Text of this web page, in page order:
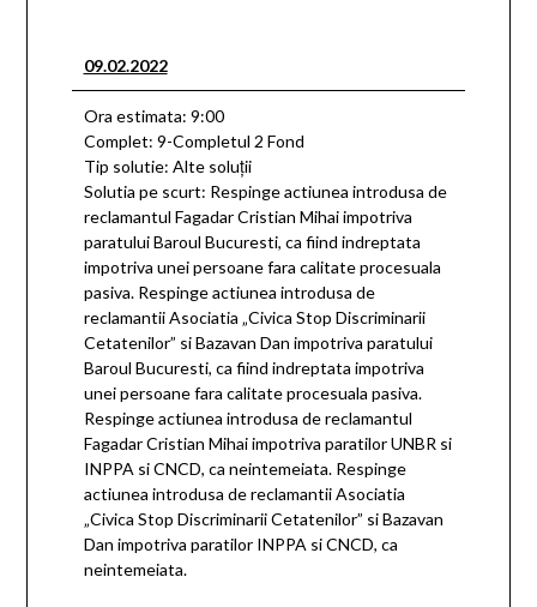
09.02.2022
Ora estimata: 9:00
Complet: 9-Completul 2 Fond
Tip solutie: Alte soluţii
Solutia pe scurt: Respinge actiunea introdusa de
reclamantul Fagadar Cristian Mihai impotriva
paratului Baroul Bucuresti, ca fiind indreptata
impotriva unei persoane fara calitate procesuala
pasiva. Respinge actiunea introdusa de
reclamantii Asociatia „Civica Stop Discriminarii
Cetatenilor” si Bazavan Dan impotriva paratului
Baroul Bucuresti, ca fiind indreptata impotriva
unei persoane fara calitate procesuala pasiva.
Respinge actiunea introdusa de reclamantul
Fagadar Cristian Mihai impotriva paratilor UNBR si
INPPA si CNCD, ca neintemeiata. Respinge
actiunea introdusa de reclamantii Asociatia
„Civica Stop Discriminarii Cetatenilor” si Bazavan
Dan impotriva paratilor INPPA si CNCD, ca
neintemeiata.